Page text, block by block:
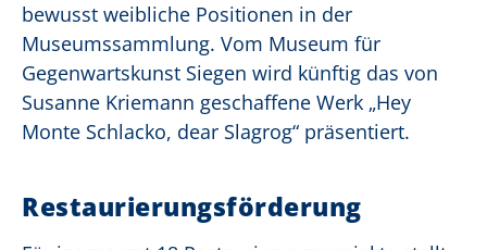
bewusst weibliche Positionen in der
Museumssammlung. Vom Museum für
Gegenwartskunst Siegen wird künftig das von
Susanne Kriemann geschaffene Werk „Hey
Monte Schlacko, dear Slagrog“ präsentiert.
Restaurierungsförderung